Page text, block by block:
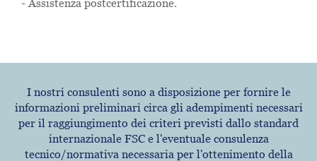
- Assistenza postcertificazione.
I nostri consulenti sono a disposizione per fornire le
informazioni preliminari circa gli adempimenti necessari
per il raggiungimento dei criteri previsti dallo standard
internazionale FSC e l'eventuale consulenza
tecnico/normativa necessaria per l'ottenimento della